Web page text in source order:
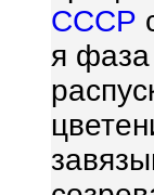
СССР
я фаза